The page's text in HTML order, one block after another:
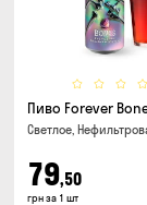
Пиво Forever
Светлое,
79,50
грн за 1 шт